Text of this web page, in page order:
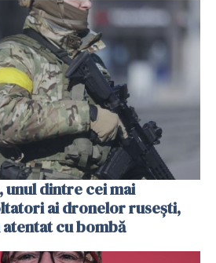
dintre cei mai
ai dronelor rusești,
cu bombă